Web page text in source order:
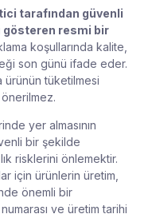
tarafından güvenli
gösteren resmi bir
koşullarında kalite,
son günü ifade eder.
ürünün tüketilmesi
önerilmez.
yer almasının
bir şekilde
risklerini önlemektir.
için ürünlerin üretim,
önemli bir
ve üretim tarihi